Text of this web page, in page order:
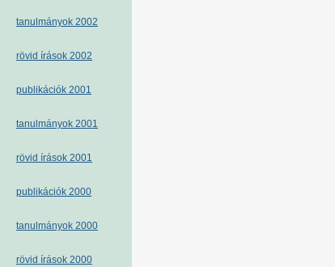
tanulmányok 2002
rövid írások 2002
publikációk 2001
tanulmányok 2001
rövid írások 2001
publikációk 2000
tanulmányok 2000
rövid írások 2000